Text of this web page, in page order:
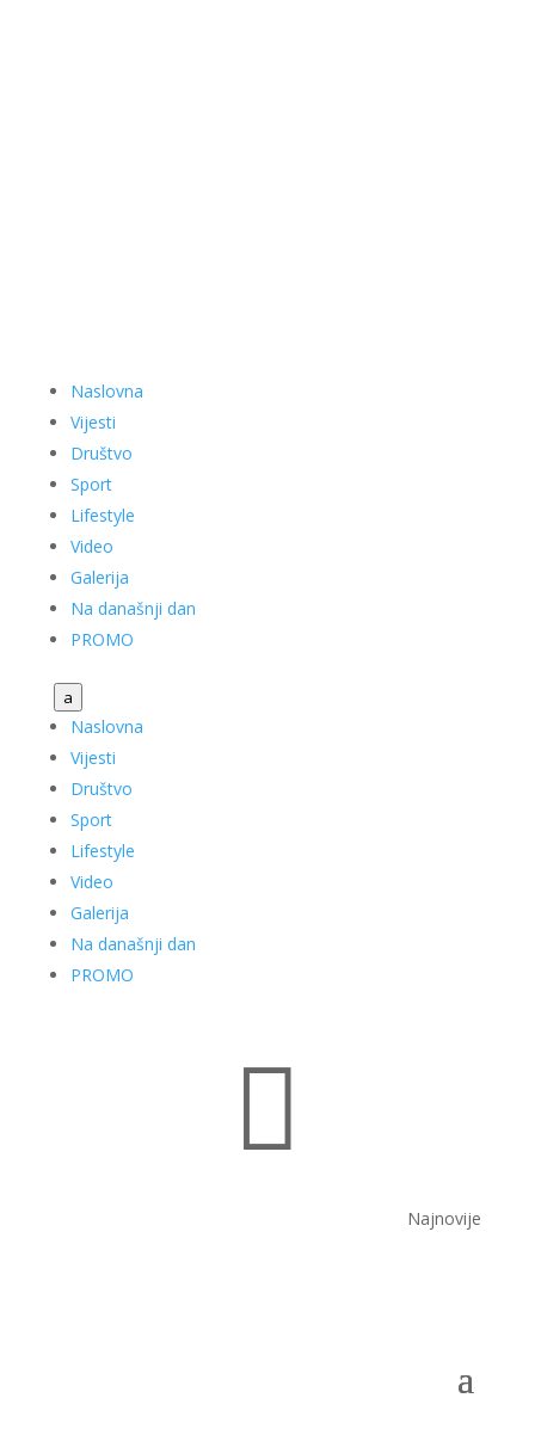
Naslovna
Vijesti
Društvo
Sport
Lifestyle
Video
Galerija
Na današnji dan
PROMO
a
Naslovna
Vijesti
Društvo
Sport
Lifestyle
Video
Galerija
Na današnji dan
PROMO

Najnovije